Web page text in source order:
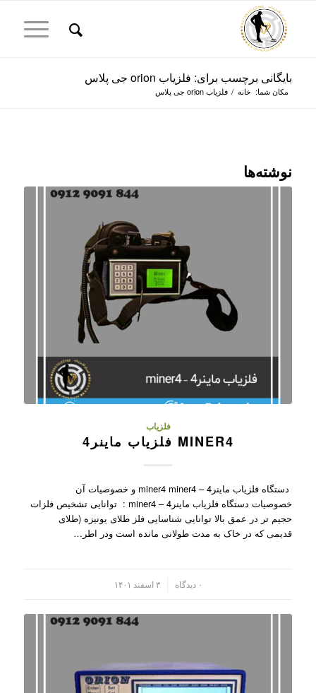
بایگانی برچسب برای: فلزیاب orion جی پلاس
مکان شما: خانه / فلزیاب orion جی پلاس
نوشته‌ها
فلزیاب
MINER4 فلزیاب ماینر4
دستگاه فلزیاب ماینر4 – miner4 miner4 و خصوصیات آن
خصوصیات دستگاه فلزیاب ماینر4 – miner4 : توانایی تشخیص فلزات
حجیم تر در عمق بالا توانایی شناسایی فلز طلای یونیزه (طلای
قدیمی که در خاک به مدت طولانی مانده است ودر اطر…
۰ دیدگاه ۳ اسفند ۱۴۰۱